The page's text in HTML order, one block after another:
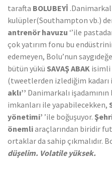
tarafta BOLUBEYİ
kulüpler(Southampton vb.)
antrenör havuzu ‘’ile
çok yatırım fonu bu
edemeyen, Bolu’nun
bütün yükü SAVAŞ ABAK isimli
(tweetlerden izlediğim kadarı
aklı’’ Danimarkalı
imkanları ile yapabilecekken,
yönetimi’ ’ile boğuşuyor.
önemliaraçlarından biridir
ortaklar da sahip çıkmalıdır.
düşelim. Volatile yüksek.